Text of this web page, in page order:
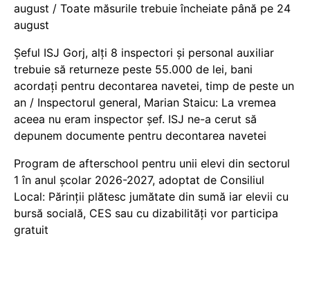
august / Toate măsurile trebuie încheiate până pe 24
august
Șeful ISJ Gorj, alți 8 inspectori și personal auxiliar
trebuie să returneze peste 55.000 de lei, bani
acordați pentru decontarea navetei, timp de peste un
an / Inspectorul general, Marian Staicu: La vremea
aceea nu eram inspector șef. ISJ ne-a cerut să
depunem documente pentru decontarea navetei
Program de afterschool pentru unii elevi din sectorul
1 în anul școlar 2026-2027, adoptat de Consiliul
Local: Părinții plătesc jumătate din sumă iar elevii cu
bursă socială, CES sau cu dizabilităţi vor participa
gratuit